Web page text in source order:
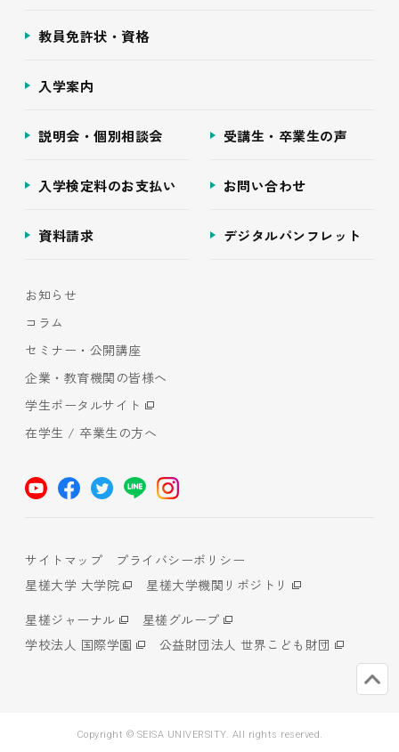
教員免許状・資格
入学案内
説明会・個別相談会 受講生・卒業生の声
入学検定料のお支払い お問い合わせ
資料請求 デジタルパンフレット
お知らせ
コラム
セミナー・公開講座
企業・教育機関の皆様へ
学生ポータルサイト
在学生 / 卒業生の方へ
サイトマップ
プライバシーポリシー
星槎大学 大学院
星槎大学機関リポジトリ
星槎ジャーナル
星槎グループ
学校法人 国際学園
公益財団法人 世界こども財団
Copyright © SEISA UNIVERSITY. All rights reserved.